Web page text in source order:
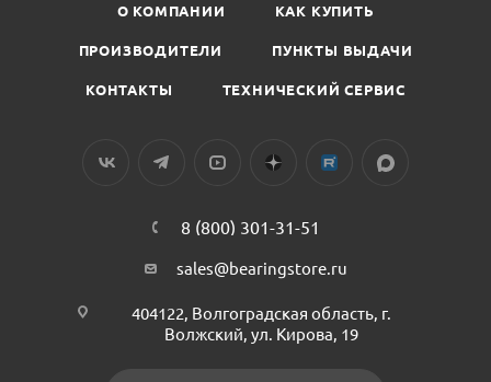
О КОМПАНИИ КАК КУПИТЬ
ПРОИЗВОДИТЕЛИ ПУНКТЫ ВЫДАЧИ
КОНТАКТЫ ТЕХНИЧЕСКИЙ СЕРВИС
8 (800) 301-31-51
sales@bearingstore.ru
404122, Волгоградская область, г.
Волжский, ул. Кирова, 19